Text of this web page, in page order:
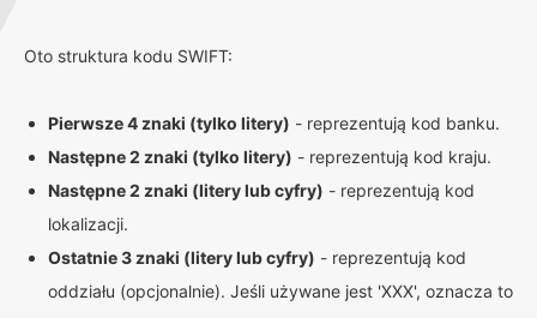
Oto struktura kodu SWIFT:
Pierwsze 4 znaki (tylko litery) - reprezentują kod banku.
Następne 2 znaki (tylko litery) - reprezentują kod kraju.
Następne 2 znaki (litery lub cyfry) - reprezentują kod
lokalizacji.
Ostatnie 3 znaki (litery lub cyfry) - reprezentują kod
oddziału (opcjonalnie). Jeśli używane jest 'XXX', oznacza to